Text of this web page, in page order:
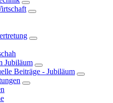
Jubiläum
Beiträge - Jubiläum